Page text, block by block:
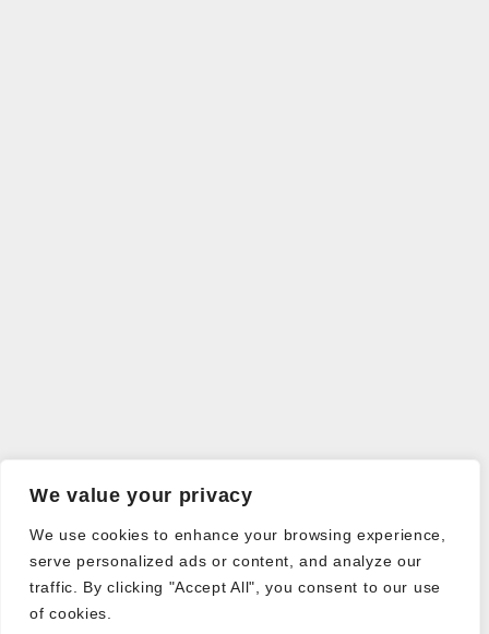
We value your privacy
We use cookies to enhance your browsing experience,
serve personalized ads or content, and analyze our
traffic. By clicking "Accept All", you consent to our use
of cookies.